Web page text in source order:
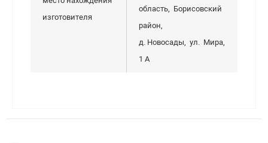
изготовителя
область, Борисовский
район,
д. Новосады, ул. Мира,
1 А